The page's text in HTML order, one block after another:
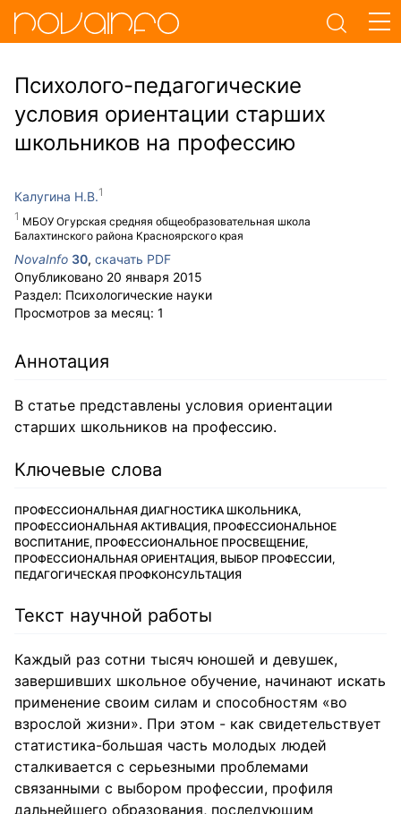
Психолого-педагогические
условия ориентации старших
школьников на профессию
Калугина Н.В.
МБОУ Огурская средняя общеобразовательная школа
Балахтинского района Красноярского края
NovaInfo 30, скачать PDF
Опубликовано 20 января 2015
Раздел: Психологические науки
Просмотров за месяц: 1
Аннотация
В статье представлены условия ориентации
старших школьников на профессию.
Ключевые слова
ПРОФЕССИОНАЛЬНАЯ ДИАГНОСТИКА ШКОЛЬНИКА,
ПРОФЕССИОНАЛЬНАЯ АКТИВАЦИЯ, ПРОФЕССИОНАЛЬНОЕ
ВОСПИТАНИЕ, ПРОФЕССИОНАЛЬНОЕ ПРОСВЕЩЕНИЕ,
ПРОФЕССИОНАЛЬНАЯ ОРИЕНТАЦИЯ, ВЫБОР ПРОФЕССИИ,
ПЕДАГОГИЧЕСКАЯ ПРОФКОНСУЛЬТАЦИЯ
Текст научной работы
Каждый раз сотни тысяч юношей и девушек,
завершивших школьное обучение, начинают искать
применение своим силам и способностям «во
взрослой жизни». При этом - как свидетельствует
статистика-большая часть молодых людей
сталкивается с серьезными проблемами
связанными с выбором профессии, профиля
дальнейшего образования, последующим